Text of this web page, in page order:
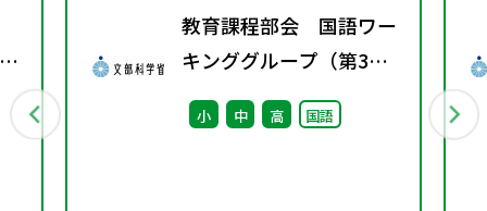
教育課程部会 国語ワー
キンググループ（第3
回） 配付資料
小 中 高 国語